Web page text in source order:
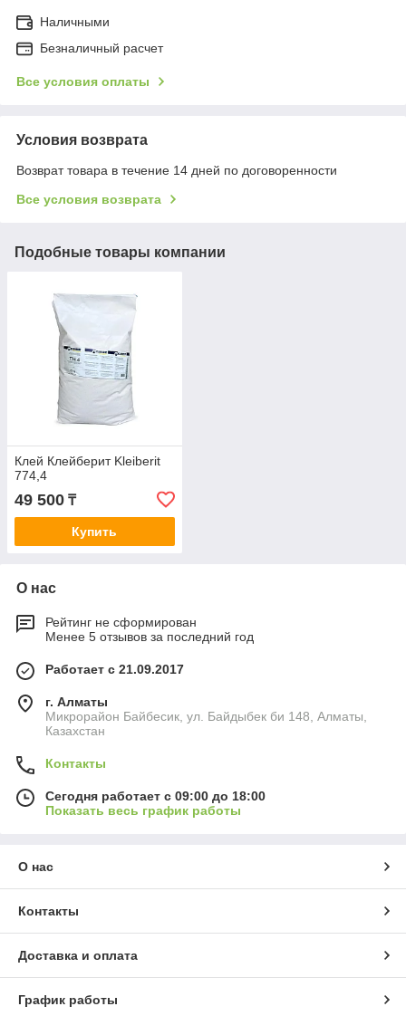
Наличными
Безналичный расчет
Все условия оплаты
Условия возврата
Возврат товара в течение 14 дней по договоренности
Все условия возврата
Подобные товары компании
Клей Клейберит Kleiberit
774,4
49 500 ₸
Купить
О нас
Рейтинг не сформирован
Менее 5 отзывов за последний год
Работает с 21.09.2017
г. Алматы
Микрорайон Байбесик, ул. Байдыбек би 148, Алматы,
Казахстан
Контакты
Сегодня работает с 09:00 до 18:00
Показать весь график работы
О нас
Контакты
Доставка и оплата
График работы